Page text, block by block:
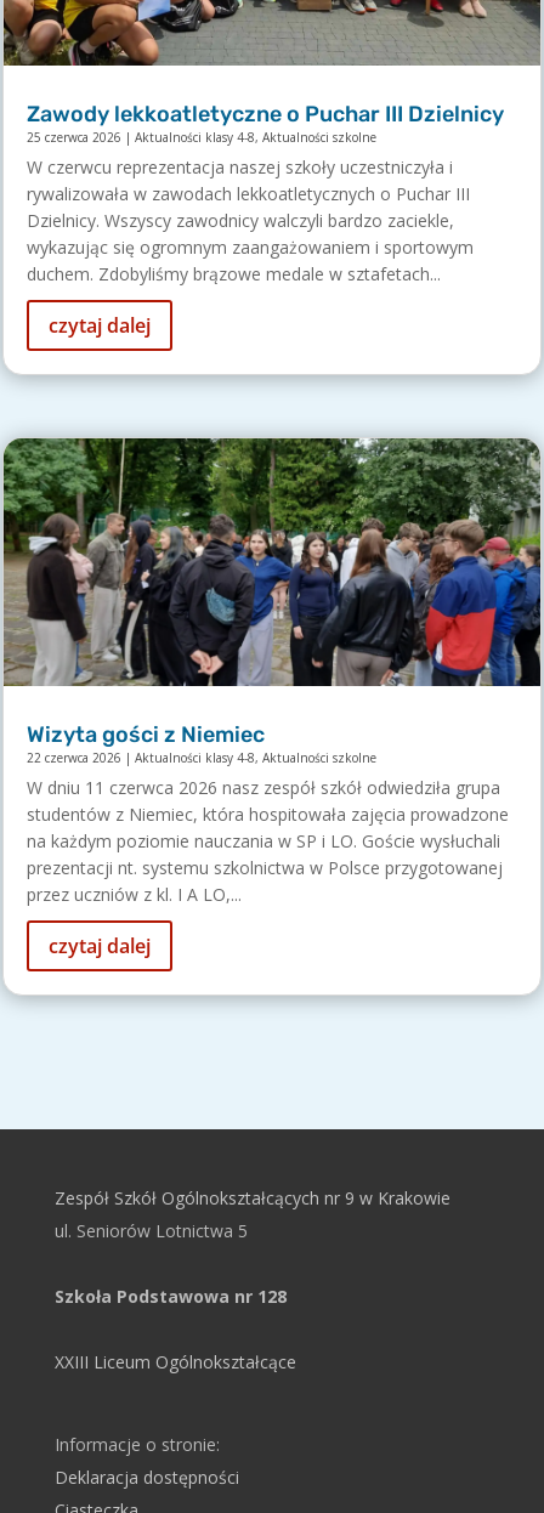
Zawody lekkoatletyczne o Puchar III Dzielnicy
25 czerwca 2026 |Aktualności klasy 4-8,Aktualności szkolne
W czerwcu reprezentacja naszej szkoły uczestniczyła i
rywalizowała w zawodach lekkoatletycznych o Puchar III
Dzielnicy. Wszyscy zawodnicy walczyli bardzo zaciekle,
wykazując się ogromnym zaangażowaniem i sportowym
duchem. Zdobyliśmy brązowe medale w sztafetach...
czytaj dalej
Wizyta gości z Niemiec
22 czerwca 2026 |Aktualności klasy 4-8,Aktualności szkolne
W dniu 11 czerwca 2026 nasz zespół szkół odwiedziła grupa
studentów z Niemiec, która hospitowała zajęcia prowadzone
na każdym poziomie nauczania w SP i LO. Goście wysłuchali
prezentacji nt. systemu szkolnictwa w Polsce przygotowanej
przez uczniów z kl. I A LO,...
czytaj dalej
Zespół Szkół Ogólnokształcących nr 9 w Krakowie
ul. Seniorów Lotnictwa 5
Szkoła Podstawowa nr 128
XXIII Liceum Ogólnokształcące
Informacje o stronie:
Deklaracja dostępności